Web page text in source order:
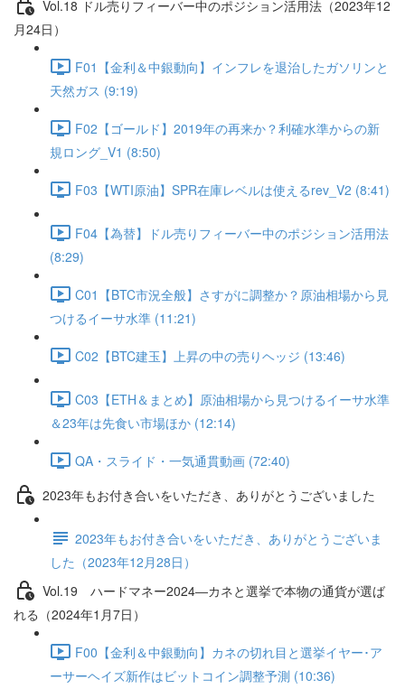
Vol.18 ドル売りフィーバー中のポジション活用法（2023年12
月24日）
F01【金利＆中銀動向】インフレを退治したガソリンと
天然ガス (9:19)
F02【ゴールド】2019年の再来か？利確水準からの新
規ロング_V1 (8:50)
F03【WTI原油】SPR在庫レベルは使えるrev_V2 (8:41)
F04【為替】ドル売りフィーバー中のポジション活用法
(8:29)
C01【BTC市況全般】さすがに調整か？原油相場から見
つけるイーサ水準 (11:21)
C02【BTC建玉】上昇の中の売りヘッジ (13:46)
C03【ETH＆まとめ】原油相場から見つけるイーサ水準
＆23年は先食い市場ほか (12:14)
QA・スライド・一気通貫動画 (72:40)
2023年もお付き合いをいただき、ありがとうございました
2023年もお付き合いをいただき、ありがとうございま
した（2023年12月28日）
Vol.19 ハードマネー2024―カネと選挙で本物の通貨が選ば
れる（2024年1月7日）
F00【金利＆中銀動向】カネの切れ目と選挙イヤー･ア
ーサーヘイズ新作はビットコイン調整予測 (10:36)